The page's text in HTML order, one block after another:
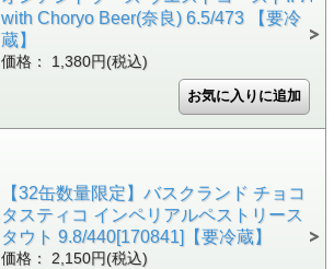
with Choryo Beer(奈良) 6.5/473 【要冷
蔵】
価格： 1,380円(税込)
【32缶数量限定】バスクランド チョコ
タスティコ インペリアルペストリース
タウト 9.8/440[170841]【要冷蔵】
価格： 2,150円(税込)